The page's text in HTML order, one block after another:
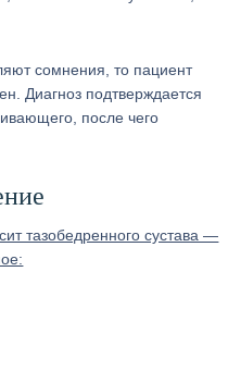
сомнения, то пациент
Диагноз подтверждается
после чего
тазобедренного сустава —